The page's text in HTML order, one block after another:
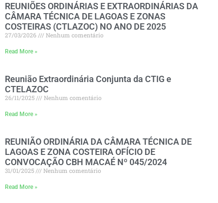
REUNIÕES ORDINÁRIAS E EXTRAORDINÁRIAS DA
CÂMARA TÉCNICA DE LAGOAS E ZONAS
COSTEIRAS (CTLAZOC) NO ANO DE 2025
27/03/2026 Nenhum comentário
Read More »
Reunião Extraordinária Conjunta da CTIG e
CTELAZOC
26/11/2025 Nenhum comentário
Read More »
REUNIÃO ORDINÁRIA DA CÂMARA TÉCNICA DE
LAGOAS E ZONA COSTEIRA OFÍCIO DE
CONVOCAÇÃO CBH MACAÉ Nº 045/2024
31/01/2025 Nenhum comentário
Read More »